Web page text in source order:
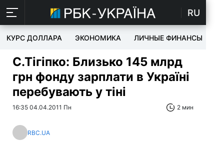
RU
КУРС ДОЛЛАРА ЭКОНОМИКА ЛИЧНЫЕ ФИНАНСЫ
С.Тігіпко: Близько 145 млрд
грн фонду зарплати в Україні
перебувають у тіні
16:35 04.04.2011 Пн 2 мин
RBC.UA